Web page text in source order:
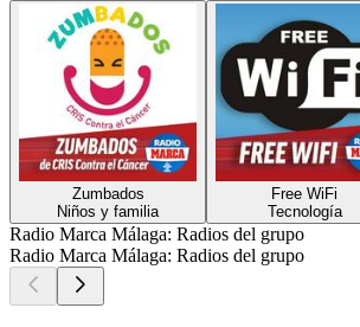
Zumbados
Niños y familia
Free WiFi
Tecnología
Radio Marca Málaga: Radios del grupo
Radio Marca Málaga: Radios del grupo